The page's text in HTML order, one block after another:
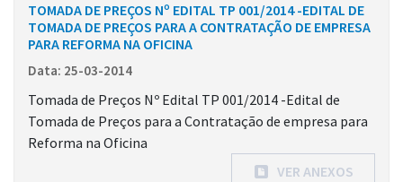
TOMADA DE PREÇOS Nº EDITAL TP 001/2014 -EDITAL DE
TOMADA DE PREÇOS PARA A CONTRATAÇÃO DE EMPRESA
PARA REFORMA NA OFICINA
Data: 25-03-2014
Tomada de Preços Nº Edital TP 001/2014 -Edital de
Tomada de Preços para a Contratação de empresa para
Reforma na Oficina
VER ANEXOS